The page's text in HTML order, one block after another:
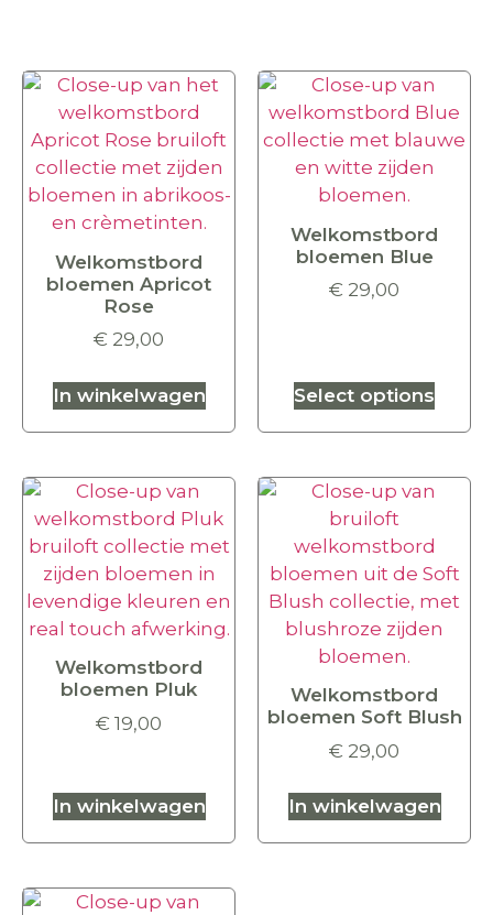
Welkomstbord
bloemen Apricot
Rose
€ 29,00
In winkelwagen
Welkomstbord
bloemen Blue
€ 29,00
Select options
Welkomstbord
bloemen Pluk
€ 19,00
In winkelwagen
Welkomstbord
bloemen Soft Blush
€ 29,00
In winkelwagen